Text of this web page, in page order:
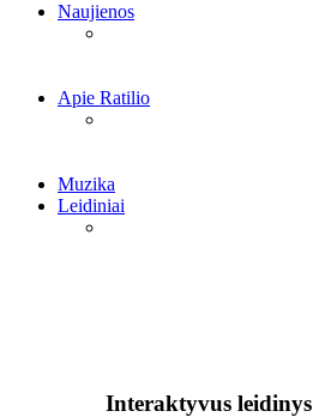
Naujienos
Apie Ratilio
Muzika
Leidiniai
Interaktyvus leidinys